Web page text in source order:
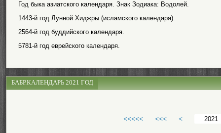
Год быка азиатского календаря. Знак Зодиака: Водолей.
1443-й год Лунной Хиджры (исламского календаря).
2564-й год буддийского календаря.
5781-й год еврейского календаря.
БАБР.КАЛЕНДАРЬ 2021 ГОД
<<<<< <<< <